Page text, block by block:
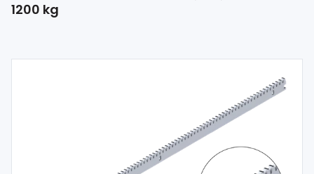
Kovanépolotovary
Bránovésystémy
1200 kg